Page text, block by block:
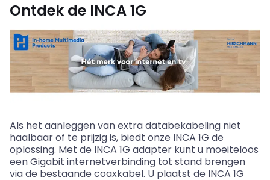
Ontdek de INCA 1G
Als het aanleggen van extra databekabeling niet
haalbaar of te prijzig is, biedt onze INCA 1G de
oplossing. Met de INCA 1G adapter kunt u moeiteloos
een Gigabit internetverbinding tot stand brengen
via de bestaande coaxkabel. U plaatst de INCA 1G